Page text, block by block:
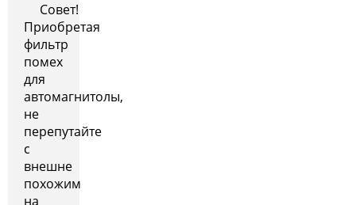
Совет!
Приобретая
фильтр
помех
для
автомагнитолы,
не
перепутайте
с
внешне
похожим
на